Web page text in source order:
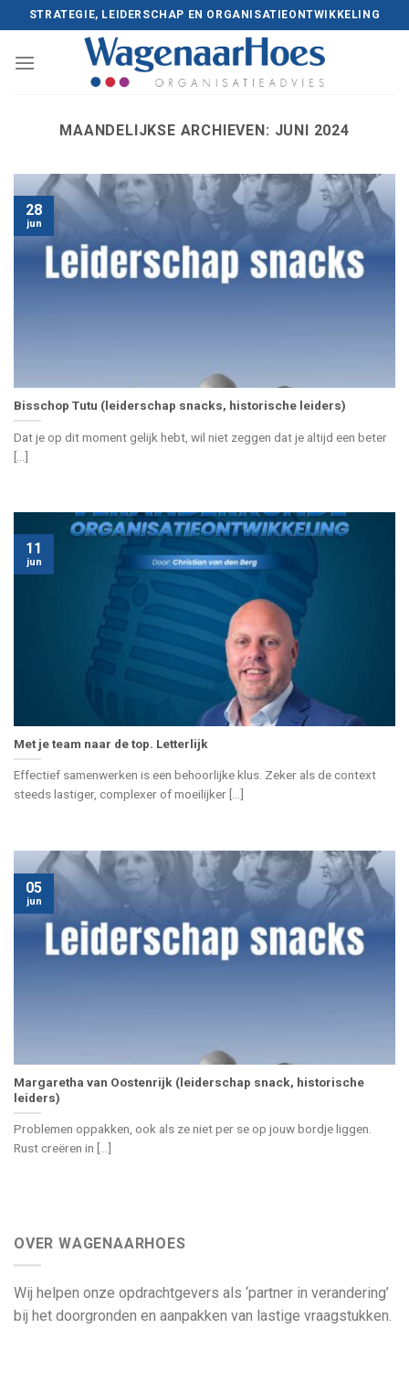
to
content
STRATEGIE, LEIDERSCHAP EN ORGANISATIEONTWIKKELING
MAANDELIJKSE ARCHIEVEN: JUNI 2024
Bisschop Tutu (leiderschap snacks, historische leiders)
Dat je op dit moment gelijk hebt, wil niet zeggen dat je altijd een beter
[...]
28
jun
Met je team naar de top. Letterlijk
Effectief samenwerken is een behoorlijke klus. Zeker als de context
steeds lastiger, complexer of moeilijker [...]
11
jun
Margaretha van Oostenrijk (leiderschap snack, historische
leiders)
Problemen oppakken, ook als ze niet per se op jouw bordje liggen.
Rust creëren in [...]
05
jun
OVER WAGENAARHOES
Wij helpen onze opdrachtgevers als ‘partner in verandering’
bij het doorgronden en aanpakken van lastige vraagstukken.